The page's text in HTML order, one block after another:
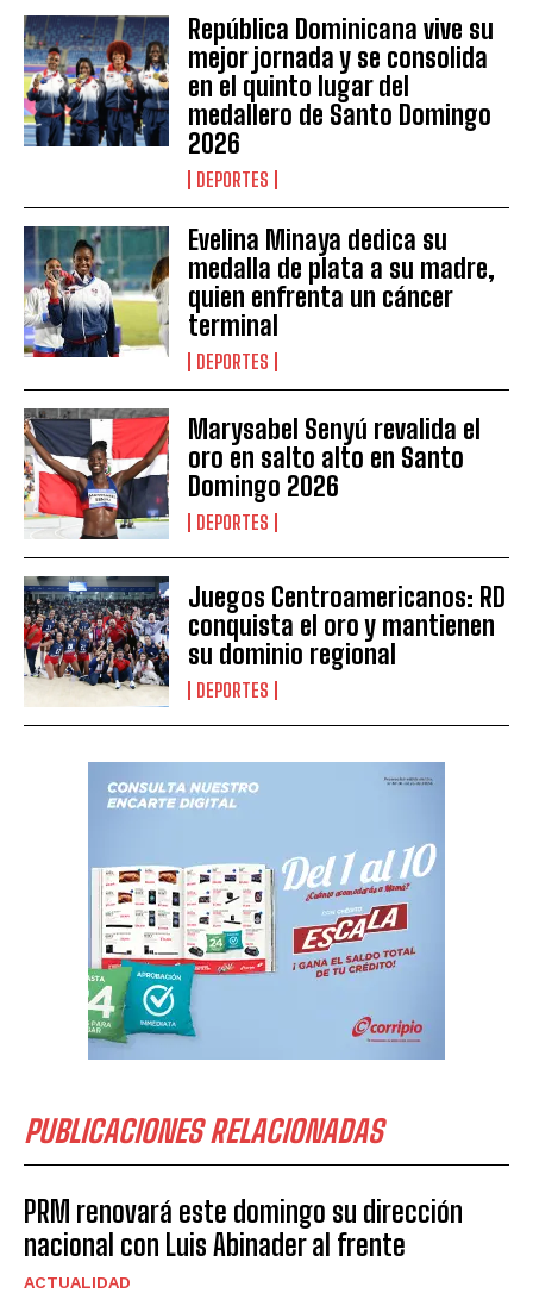
República Dominicana vive su
mejor jornada y se consolida
en el quinto lugar del
medallero de Santo Domingo
2026
DEPORTES
Evelina Minaya dedica su
medalla de plata a su madre,
quien enfrenta un cáncer
terminal
DEPORTES
Marysabel Senyú revalida el
oro en salto alto en Santo
Domingo 2026
DEPORTES
Juegos Centroamericanos: RD
conquista el oro y mantienen
su dominio regional
DEPORTES
PUBLICACIONES RELACIONADAS
PRM renovará este domingo su dirección
nacional con Luis Abinader al frente
ACTUALIDAD